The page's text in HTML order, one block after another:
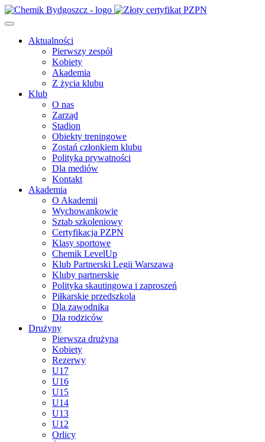
Aktualności
Pierwszy zespół
Kobiety
Akademia
Z życia klubu
Klub
O nas
Zarząd
Stadion
Obiekty treningowe
Zostań członkiem klubu
Polityka prywatności
Dla mediów
Kontakt
Akademia
O Akademii
Wychowankowie
Sztab szkoleniowy
Certyfikacja PZPN
Klasy sportowe
Chemik LevelUp
Klub Partnerski Legii Warszawa
Kluby partnerskie
Polityka skautingowa i zaproszeń
Piłkarskie przedszkola
Dla zawodnika
Dla rodziców
Drużyny
Pierwsza drużyna
Kobiety
Rezerwy
U17
U16
U15
U14
U13
U12
Orlicy